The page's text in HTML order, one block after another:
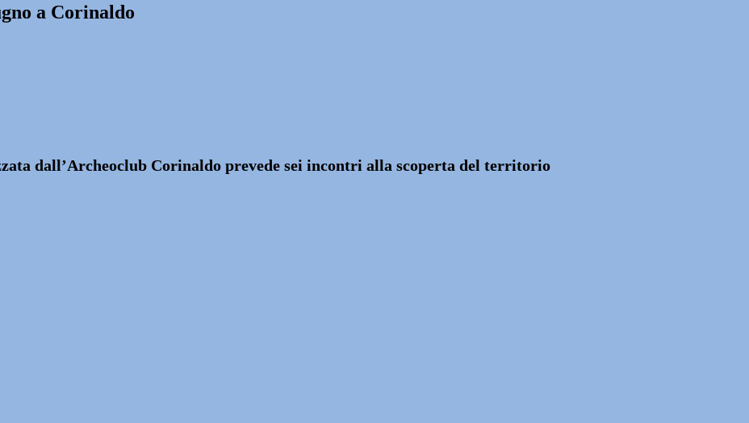
a Corinaldo
dall’Archeoclub Corinaldo prevede sei incontri alla scoperta del territorio